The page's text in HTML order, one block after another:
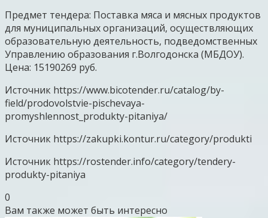
Предмет тендера: Поставка мяса и мясных продуктов
для муниципальных организаций, осуществляющих
образовательную деятельность, подведомственных
Управлению образования г.Волгодонска (МБДОУ).
Цена: 15190269 руб.
Источник https://www.bicotender.ru/catalog/by-
field/prodovolstvie-pischevaya-
promyshlennost_produkty-pitaniya/
Источник https://zakupki.kontur.ru/category/produkti
Источник https://rostender.info/category/tendery-
produkty-pitaniya
0
Вам также может быть интересно